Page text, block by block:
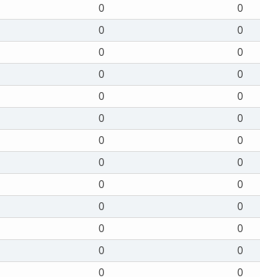
0 0
0 0
0 0
0 0
0 0
0 0
0 0
0 0
0 0
0 0
0 0
0 0
0 0